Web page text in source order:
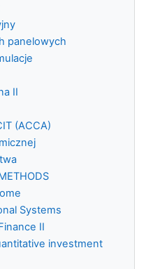
panelowych
II
(ACCA)
Systems
II
investment